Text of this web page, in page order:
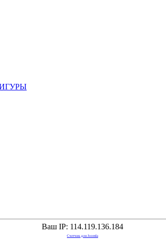
Ваш IP: 114.119.136.184
Счетчик для Joomla